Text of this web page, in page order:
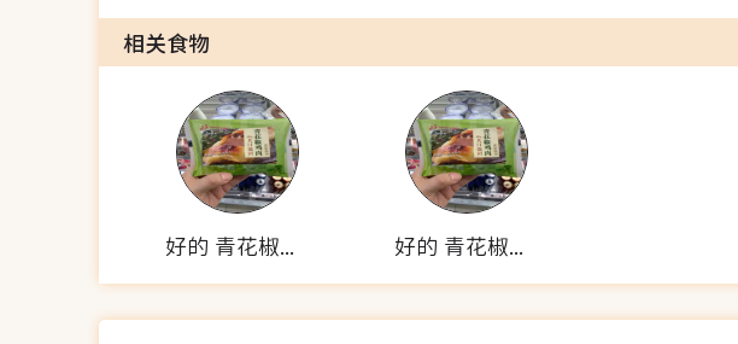
相关食物
好的 青花椒大口鸡肉饭团 好的 青花椒大口鸡肉饭团